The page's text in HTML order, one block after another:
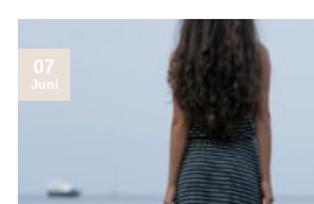
07
Juni